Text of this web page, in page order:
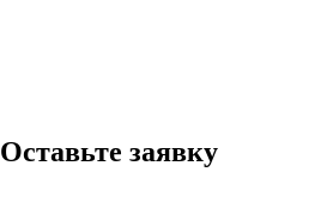
Оставьте заявку